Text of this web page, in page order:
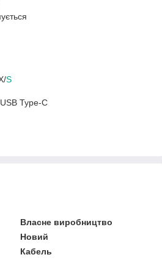
S
Type-C
Власне виробництво
Новий
Кабель